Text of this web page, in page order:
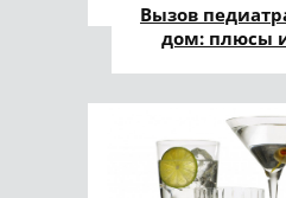
Вызов
дом: плюсы